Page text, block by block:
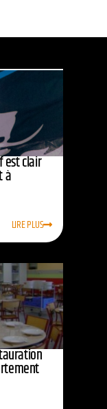
est clair
à
LIRE PLUS